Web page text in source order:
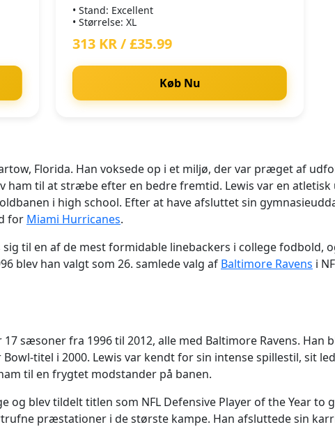
• Stand: Excellent
• Størrelse: XL
313 KR / £35.99
Køb Nu
Florida. Han voksede op i et miljø, der var præget af
til at stræbe efter en bedre fremtid. Lewis var en
i high school. Efter at have afsluttet sin
for Miami Hurricanes.
til en af de mest formidable linebackers i college
blev han valgt som 26. samlede valg af Baltimore Ravens i
17 sæsoner fra 1996 til 2012, alle med Baltimore Ravens.
titel i 2000. Lewis var kendt for sin intense spillestil, sit
til en frygtet modstander på banen.
og blev tildelt titlen som NFL Defensive Player of the Year to
præstationer i de største kampe. Han afsluttede sin